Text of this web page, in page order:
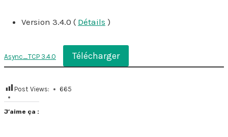
Version 3.4.0 ( Détails )
Async_TCP 3.4.0 Télécharger
Post Views: 665
J’aime ça :